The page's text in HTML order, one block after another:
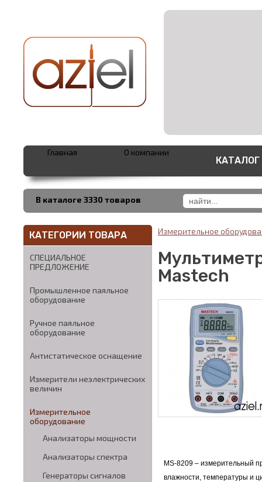
В каталоге 3330 товаров
Главная О компании
КАТАЛОГ
КАТЕГОРИИ ТОВАРА
СПЕЦИАЛЬНОЕ
ПРЕДЛОЖЕНИЕ
Промышленное паяльное
оборудование
Ручное паяльное
оборудование
Антистатическое оснащение
Измерители неэлектрических
величин
Измерительное
оборудование
Анализаторы мощности
Анализаторы спектра
Генераторы сигналов
Измерительное
Mastech
MS-8209 – измерительный
влажности, температуры и